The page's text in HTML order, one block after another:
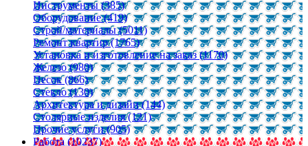
Инструменты (385)
Оборудование (419)
Строй/материалы (5011)
Ремонт квартир (1765)
Установка и изготовление на заказ (1170)
Железо (980)
Песок (866)
Стекло (130)
Архитектура и дизайн (144)
Столярные изделия (121)
Прочие услуги (905)
Работа (10237)